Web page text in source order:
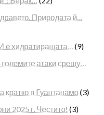
Природата й…
е хидратиращата… (9)
атаки срещу…
кратко в Гуантанамо (3)
2025 г. Честито! (3)